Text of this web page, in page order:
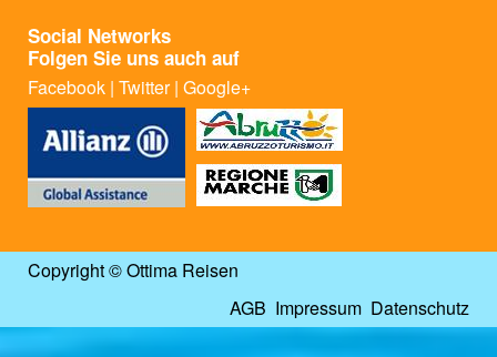
Social Networks
Folgen Sie uns auch auf
Facebook | Twitter| Google+
Copyright © Ottima Reisen
AGB Impressum Datenschutz